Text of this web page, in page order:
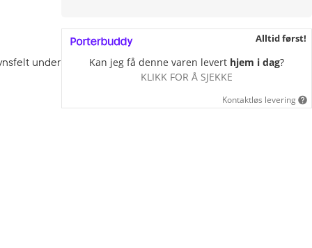
under
Alltid først!
Kan jeg få denne varen levert hjem i dag?
KLIKK FOR Å SJEKKE
Kontaktløs levering